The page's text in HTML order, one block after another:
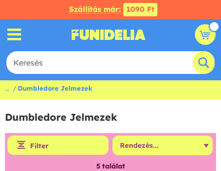
Szállítás már: 1090 Ft
... Dumbledore Jelmezek
Dumbledore Jelmezek
Filter
5találat